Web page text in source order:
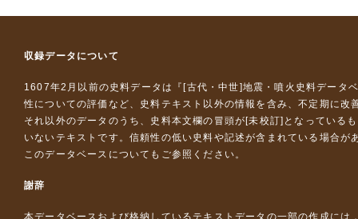
収録データについて
1607年2月以前の史料データは『 [古代・中世]地震・噴火史料データ
性についての評価など、史料テキスト以外の情報を含み、不定期に改
それ以外のデータのうち、史料本文欄の冒頭が[未校訂]となっている
いないテキストです。信頼性の低い史料や記述が含まれている場合が
このデータベースについて もご参照ください。
謝辞
本データベースおよび格納しているテキストデータの一部の作成には